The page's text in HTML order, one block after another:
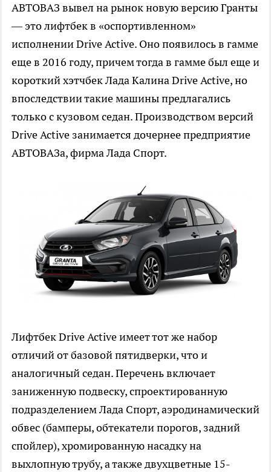
АВТОВАЗ вывел на рынок новую версию Гранты
— это лифтбек в «оспортивленном»
исполнении Drive Active. Оно появилось в гамме
еще в 2016 году, причем тогда в гамме был еще и
короткий хэтчбек Лада Калина Drive Active, но
впоследствии такие машины предлагались
только с кузовом седан. Производством версий
Drive Active занимается дочернее предприятие
АВТОВАЗа, фирма Лада Спорт.
Лифтбек Drive Active имеет тот же набор
отличий от базовой пятидверки, что и
аналогичный седан. Перечень включает
заниженную подвеску, спроектированную
подразделением Лада Спорт, аэродинамический
обвес (бамперы, обтекатели порогов, задний
спойлер), хромированную насадку на
выхлопную трубу, а также двухцветные 15-